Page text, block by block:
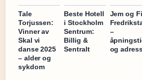
Tale
Torjussen:
Vinner av
Skal vi
danse 2025
– alder og
sykdom
Beste Hotell
i Stockholm
Sentrum:
Billig &
Sentralt
Jem og
–
og